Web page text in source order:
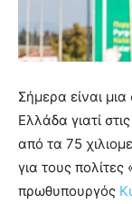
Σήμερα είναι
Ελλάδα γιατί
από τα 75
για τους πολίτες
πρωθυπουργός